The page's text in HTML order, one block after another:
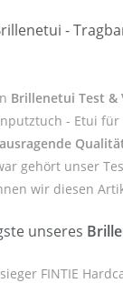
-
Brillenetui Test &
- Etui für
gehört unser
wir diesen
unseres
FINTIE